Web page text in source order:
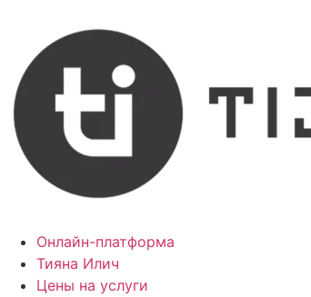
Онлайн-платформа
Тияна Илич
Цены на услуги